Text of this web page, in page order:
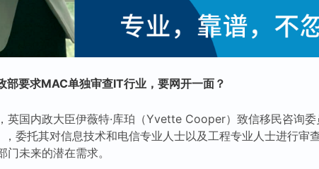
部要求MAC单独审查IT行业，要网开一面？
英国内政大臣伊薇特·库珀（Yvette Cooper）致信移民咨询
，委托其对信息技术和电信专业人士以及工程专业人士进行审
门未来的潜在需求。